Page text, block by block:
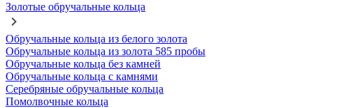
Золотые обручальные кольца
Обручальные кольца из белого золота
Обручальные кольца из золота 585 пробы
Обручальные кольца без камней
Обручальные кольца с камнями
Серебряные обручальные кольца
Помолвочные кольца